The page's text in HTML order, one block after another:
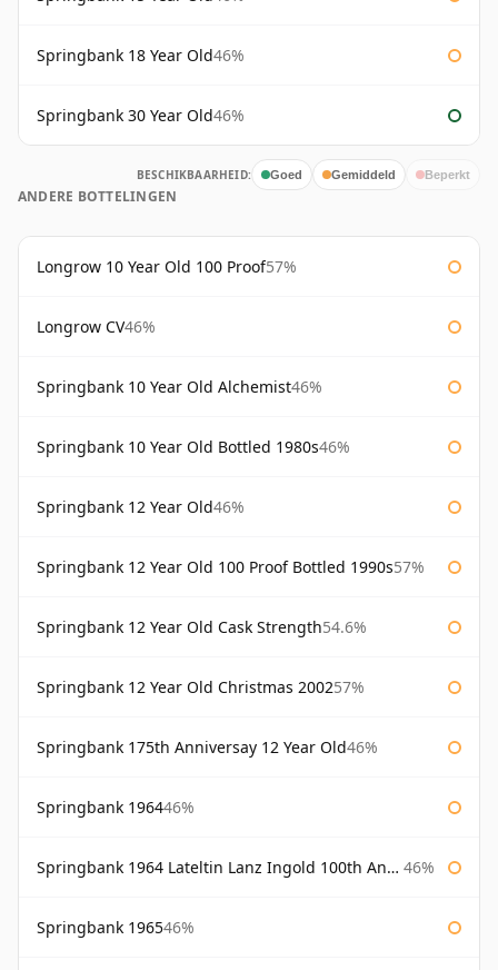
Springbank 18 Year Old46%
Springbank 30 Year Old46%
BESCHIKBAARHEID: Goed Gemiddeld Beperkt
ANDERE BOTTELINGEN
Longrow 10 Year Old 100 Proof57%
Longrow CV46%
Springbank 10 Year Old Alchemist46%
Springbank 10 Year Old Bottled 1980s46%
Springbank 12 Year Old46%
Springbank 12 Year Old 100 Proof Bottled 1990s57%
Springbank 12 Year Old Cask Strength54.6%
Springbank 12 Year Old Christmas 200257%
Springbank 175th Anniversay 12 Year Old46%
Springbank 196446%
Springbank 1964 Lateltin Lanz Ingold 100th Anniversary 46%
Springbank 196546%